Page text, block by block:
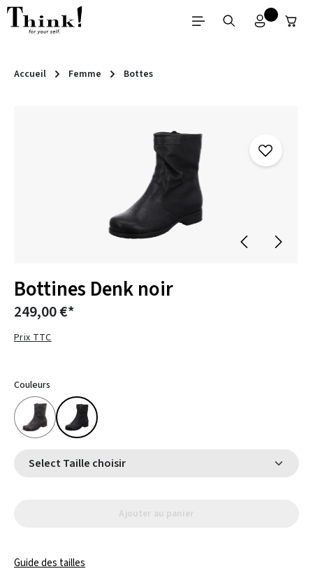
Passer au contenu principal
Accueil Femme Bottes
Bottines Denk noir
249,00 €*
Prix TTC
Couleurs
Select Taille choisir
Ajouter au panier
Guide des tailles